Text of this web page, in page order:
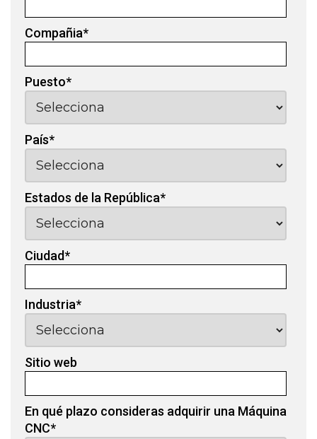
Compañia*
Puesto*
País*
Estados de la República*
Ciudad*
Industria*
Sitio web
En qué plazo consideras adquirir una Máquina
CNC*